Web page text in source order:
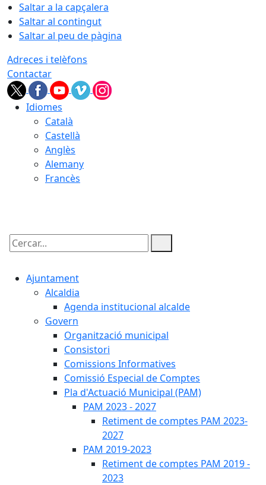
Saltar a la capçalera
Saltar al contingut
Saltar al peu de pàgina
Adreces i telèfons
Contactar
Idiomes
Català
Castellà
Anglès
Alemany
Francès
Cercar:
Ajuntament
Alcaldia
Agenda institucional alcalde
Govern
Organització municipal
Consistori
Comissions Informatives
Comissió Especial de Comptes
Pla d'Actuació Municipal (PAM)
PAM 2023 - 2027
Retiment de comptes PAM 2023-
2027
PAM 2019-2023
Retiment de comptes PAM 2019 -
2023